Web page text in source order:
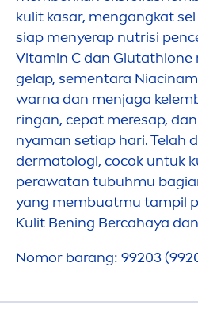
kulit kasar, mengangkat
siap menyerap nutrisi
Vitamin C dan Glutathione
gelap, sementara
warna dan menjaga
ringan, cepat meresap,
nyaman setiap hari. Telah
dermatologi, cocok untuk
perawatan tubuhmu
yang membuatmu tampil
Kulit Bening Bercahaya
Nomor barang: 99203